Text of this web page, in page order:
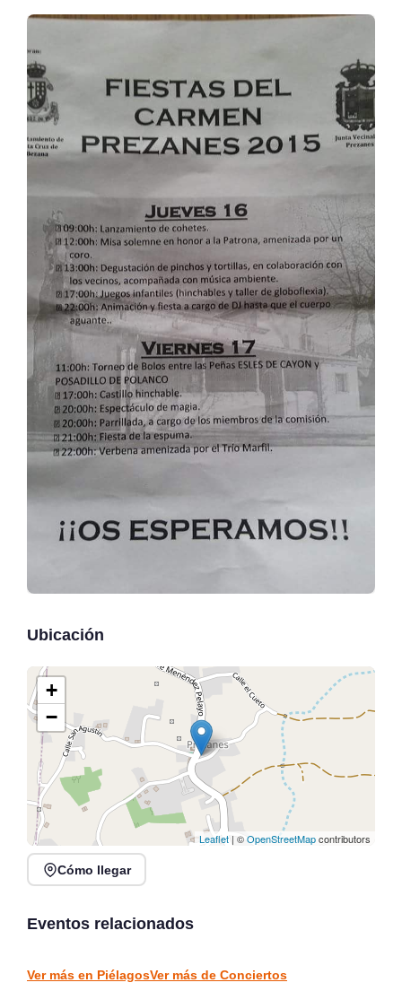
Ubicación
+
−
Leaflet| ©OpenStreetMapcontributors
Cómo llegar
Eventos relacionados
Verano Mix Fiesta de
Santander
Ver más en PiélagosVer más de Conciertos